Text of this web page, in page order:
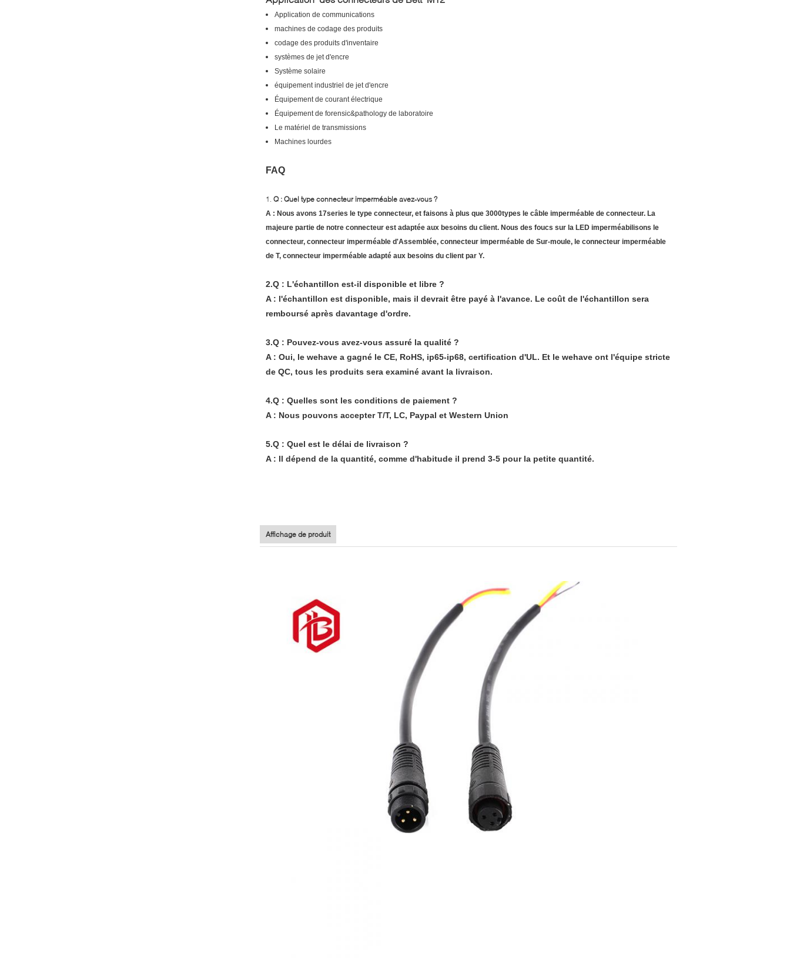
Application de communications
machines de codage des produits
codage des produits d'inventaire
systèmes de jet d'encre
Système solaire
équipement industriel de jet d'encre
Équipement de courant électrique
Équipement de forensic&pathology de laboratoire
Le matériel de transmissions
Machines lourdes
FAQ
1. Q : Quel type connecteur imperméable avez-vous ?
A : Nous avons 17series le type connecteur, et faisons à plus que 3000types le câble imperméable de connecteur. La
majeure partie de notre connecteur est adaptée aux besoins du client. Nous des foucs sur la LED imperméabilisons le
connecteur, connecteur imperméable d'Assemblée, connecteur imperméable de Sur-moule, le connecteur imperméable
de T, connecteur imperméable adapté aux besoins du client par Y.
2.Q : L'échantillon est-il disponible et libre ?
A : l'échantillon est disponible, mais il devrait être payé à l'avance. Le coût de l'échantillon sera
remboursé après davantage d'ordre.
3.Q : Pouvez-vous avez-vous assuré la qualité ?
A : Oui, le wehave a gagné le CE, RoHS, ip65-ip68, certification d'UL. Et le wehave ont l'équipe stricte
de QC, tous les produits sera examiné avant la livraison.
4.Q : Quelles sont les conditions de paiement ?
A : Nous pouvons accepter T/T, LC, Paypal et Western Union
5.Q : Quel est le délai de livraison ?
A : Il dépend de la quantité, comme d'habitude il prend 3-5 pour la petite quantité.
Affichage de produit